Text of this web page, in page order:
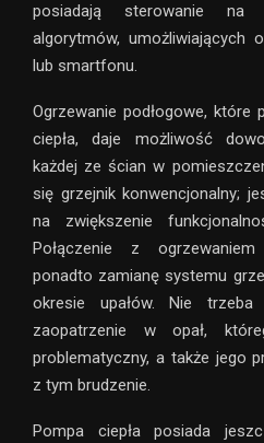
posiadają sterowanie na
algorytmów, umożliwiających
lub smartfonu.
Ogrzewanie podłogowe, które
ciepła, daje możliwość
każdej ze ścian w
się grzejnik konwencjonalny;
na zwiększenie
Połączenie z
ponadto zamianę systemu
okresie upałów. Nie
zaopatrzenie w opał,
problematyczny, a także jego
z tym brudzenie.
Pompa ciepła posiada